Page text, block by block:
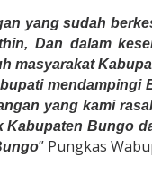
yang sudah
Dan dalam
masyarakat
mendampingi
yang kami
Kabupaten Bungo
” Pungkas